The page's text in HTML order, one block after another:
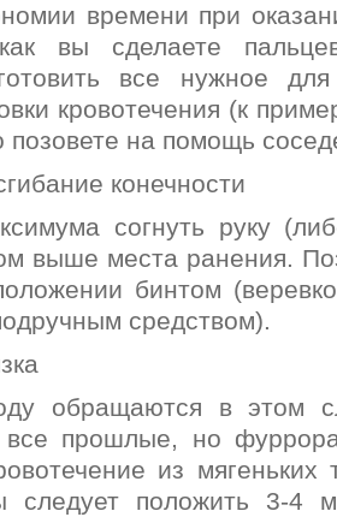
времени при
вы сделаете
все нужное
кровотечения (к
позовете на помощь
конечности
согнуть руку
выше места ранения.
бинтом
средством).
обращаются в этом
все прошлые, но
из мягеньких
следует положить 3-4